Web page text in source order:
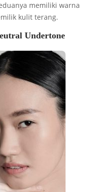
memiliki warna
kulit terang.
Undertone